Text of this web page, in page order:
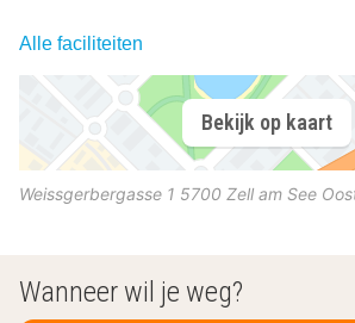
Alle faciliteiten
Bekijk op kaart
Weissgerbergasse 1 5700 Zell am See
Wanneer wil je weg?